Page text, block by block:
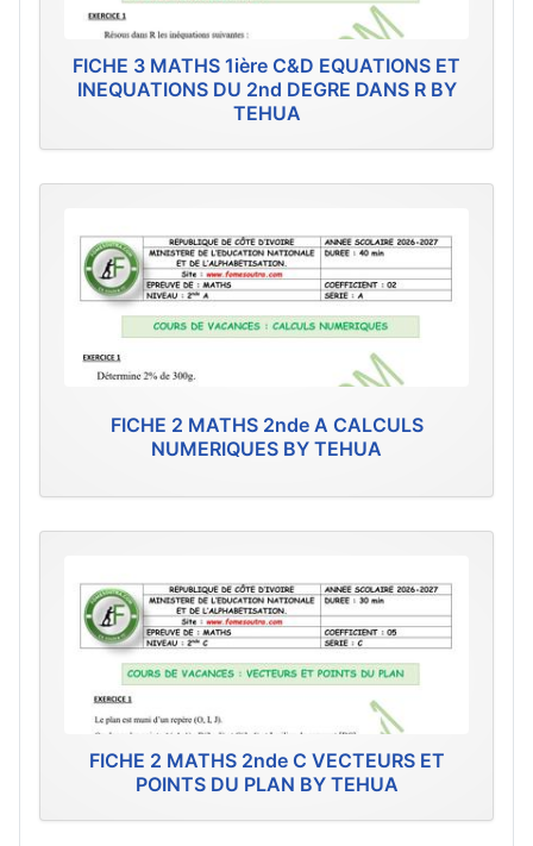
FICHE 3 MATHS 1ière C&D EQUATIONS ET
INEQUATIONS DU 2nd DEGRE DANS R BY
TEHUA
FICHE 2 MATHS 2nde A CALCULS
NUMERIQUES BY TEHUA
FICHE 2 MATHS 2nde C VECTEURS ET
POINTS DU PLAN BY TEHUA